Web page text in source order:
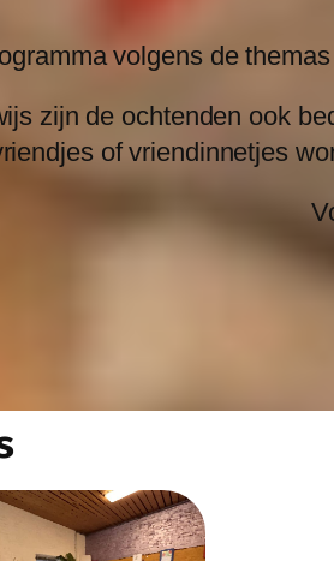
volgens de
zijn de ochtenden ook
of vriendinnetjes